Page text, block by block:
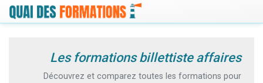
Les formations billettiste affaires
Découvrez et comparez toutes les formations pour